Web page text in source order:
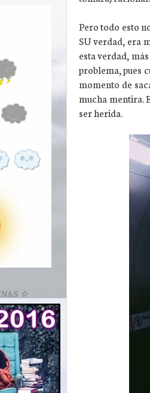
Pero todo esto
SU verdad, era
esta verdad,
problema, pues
momento de
mucha mentira.
ser herida.
☆